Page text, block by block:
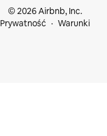
© 2026 Airbnb, Inc.
Prywatność
Warunki